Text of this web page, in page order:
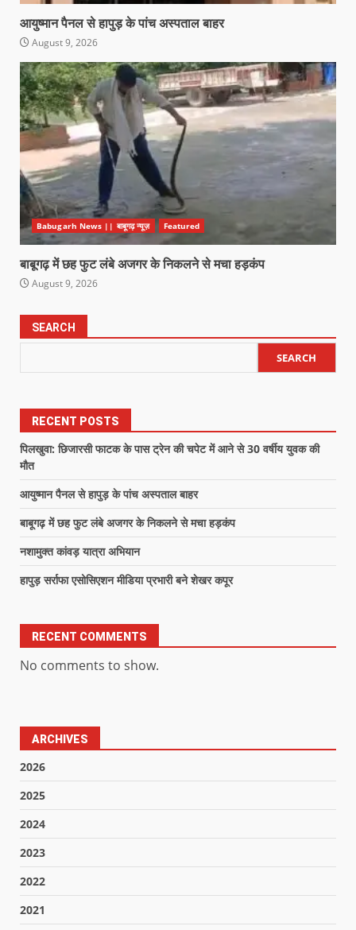
आयुष्मान पैनल से हापुड़ के पांच अस्पताल बाहर
August 9, 2026
Babugarh News || बाबूगढ़ न्यूज़ Featured
बाबूगढ़ में छह फुट लंबे अजगर के निकलने से मचा हड़कंप
August 9, 2026
SEARCH
SEARCH
RECENT POSTS
पिलखुवा: छिजारसी फाटक के पास ट्रेन की चपेट में आने से 30 वर्षीय युवक की
मौत
आयुष्मान पैनल से हापुड़ के पांच अस्पताल बाहर
बाबूगढ़ में छह फुट लंबे अजगर के निकलने से मचा हड़कंप
नशामुक्त कांवड़ यात्रा अभियान
हापुड़ सर्राफा एसोसिएशन मीडिया प्रभारी बने शेखर कपूर
RECENT COMMENTS
No comments to show.
ARCHIVES
2026
2025
2024
2023
2022
2021